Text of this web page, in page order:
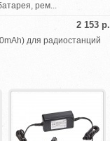
рем...
2 153 р.
для радиостанций